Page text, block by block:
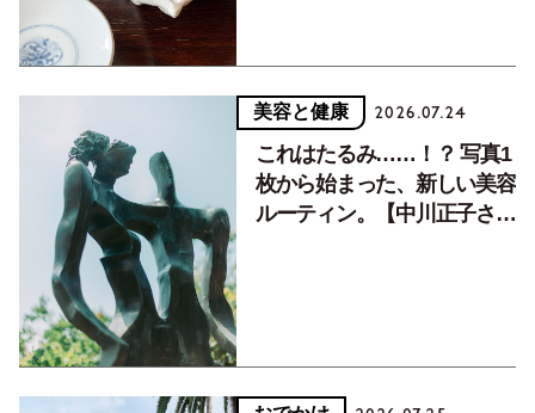
美容と健康 2026.07.24
これはたるみ……！？ 写真1
枚から始まった、新しい美容
ルーティン。【中川正子さん